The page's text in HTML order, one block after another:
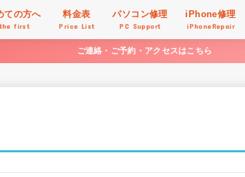
ての方へ
first
料金表
Price List
パソコン修理
PC Support
iPhone修理
iPhoneRepair
ご連絡・ご予約・アクセスはこちら